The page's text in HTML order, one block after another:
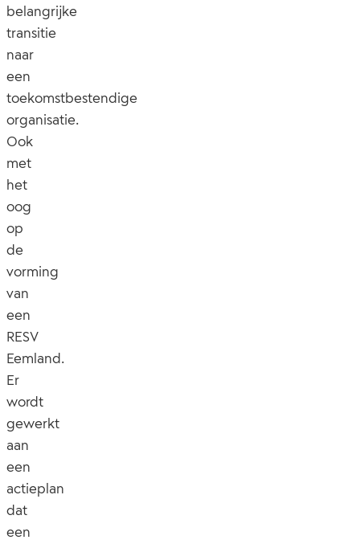
belangrijke
transitie
naar
een
toekomstbestendige
organisatie.
Ook
met
het
oog
op
de
vorming
van
een
RESV
Eemland.
Er
wordt
gewerkt
aan
een
actieplan
dat
een